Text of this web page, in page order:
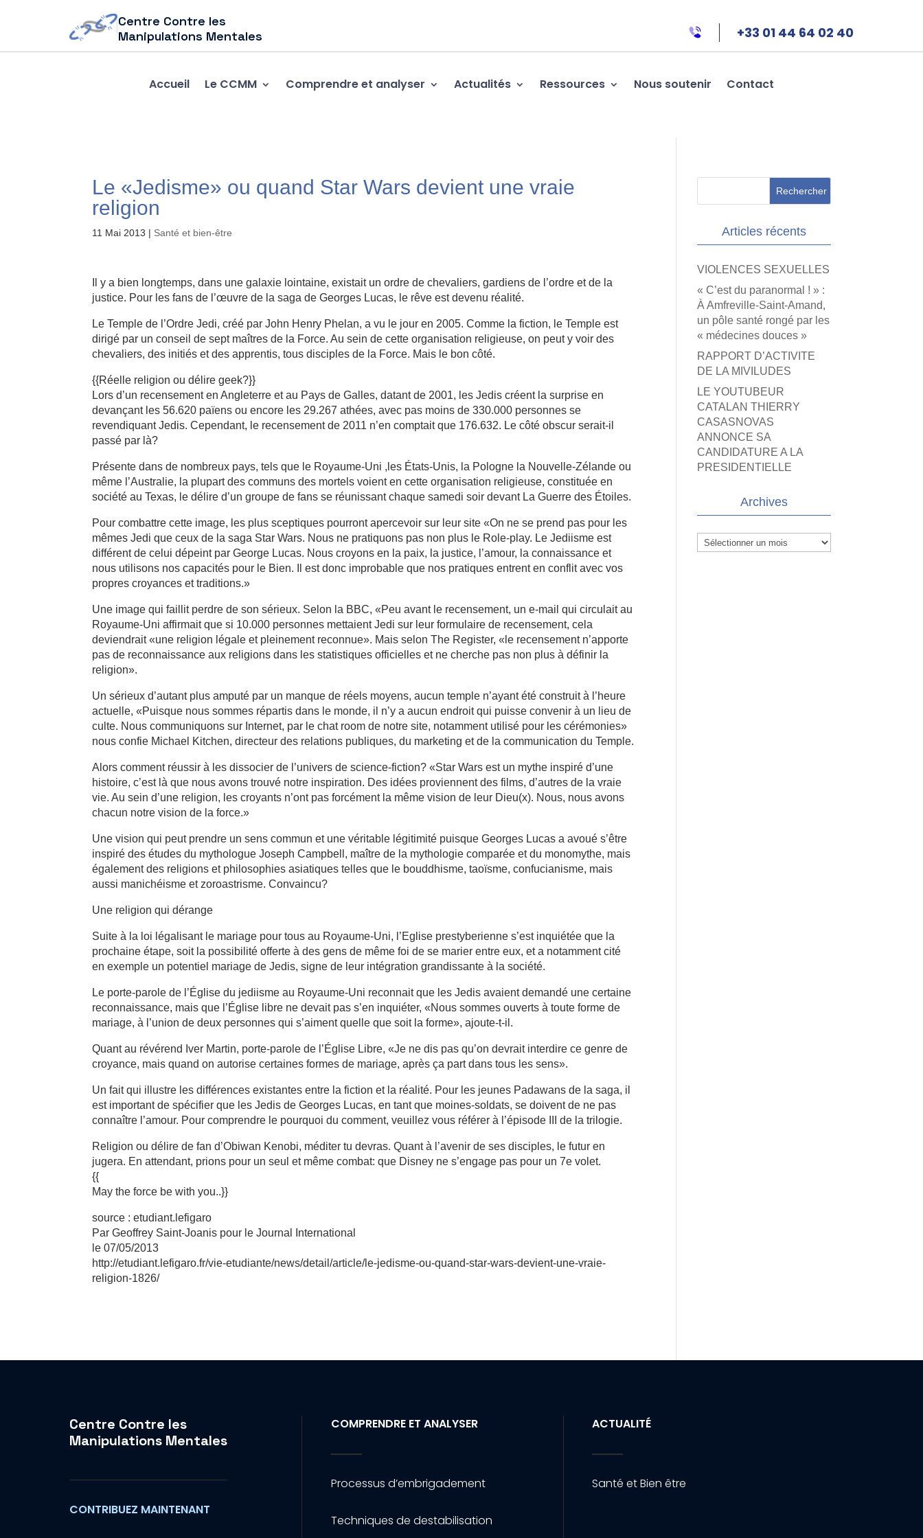
Centre Contre les
Manipulations Mentales
+33 01 44 64 02 40
Accueil Le CCMM Comprendre et analyser Actualités Ressources Nous soutenir Contact
Le «Jedisme» ou quand Star Wars devient une vraie
religion
11 Mai 2013 | Santé et bien-être
Il y a bien longtemps, dans une galaxie lointaine, existait un ordre de chevaliers, gardiens de l’ordre et de la
justice. Pour les fans de l’œuvre de la saga de Georges Lucas, le rêve est devenu réalité.
Le Temple de l’Ordre Jedi, créé par John Henry Phelan, a vu le jour en 2005. Comme la fiction, le Temple est
dirigé par un conseil de sept maîtres de la Force. Au sein de cette organisation religieuse, on peut y voir des
chevaliers, des initiés et des apprentis, tous disciples de la Force. Mais le bon côté.
{{Réelle religion ou délire geek?}}
Lors d’un recensement en Angleterre et au Pays de Galles, datant de 2001, les Jedis créent la surprise en
devançant les 56.620 païens ou encore les 29.267 athées, avec pas moins de 330.000 personnes se
revendiquant Jedis. Cependant, le recensement de 2011 n’en comptait que 176.632. Le côté obscur serait-il
passé par là?
Présente dans de nombreux pays, tels que le Royaume-Uni ,les États-Unis, la Pologne la Nouvelle-Zélande ou
même l’Australie, la plupart des communs des mortels voient en cette organisation religieuse, constituée en
société au Texas, le délire d’un groupe de fans se réunissant chaque samedi soir devant La Guerre des Étoiles.
Pour combattre cette image, les plus sceptiques pourront apercevoir sur leur site «On ne se prend pas pour les
mêmes Jedi que ceux de la saga Star Wars. Nous ne pratiquons pas non plus le Role-play. Le Jediisme est
différent de celui dépeint par George Lucas. Nous croyons en la paix, la justice, l’amour, la connaissance et
nous utilisons nos capacités pour le Bien. Il est donc improbable que nos pratiques entrent en conflit avec vos
propres croyances et traditions.»
Une image qui faillit perdre de son sérieux. Selon la BBC, «Peu avant le recensement, un e-mail qui circulait au
Royaume-Uni affirmait que si 10.000 personnes mettaient Jedi sur leur formulaire de recensement, cela
deviendrait «une religion légale et pleinement reconnue». Mais selon The Register, «le recensement n’apporte
pas de reconnaissance aux religions dans les statistiques officielles et ne cherche pas non plus à définir la
religion».
Un sérieux d’autant plus amputé par un manque de réels moyens, aucun temple n’ayant été construit à l’heure
actuelle, «Puisque nous sommes répartis dans le monde, il n’y a aucun endroit qui puisse convenir à un lieu de
culte. Nous communiquons sur Internet, par le chat room de notre site, notamment utilisé pour les cérémonies»
nous confie Michael Kitchen, directeur des relations publiques, du marketing et de la communication du Temple.
Alors comment réussir à les dissocier de l’univers de science-fiction? «Star Wars est un mythe inspiré d’une
histoire, c’est là que nous avons trouvé notre inspiration. Des idées proviennent des films, d’autres de la vraie
vie. Au sein d’une religion, les croyants n’ont pas forcément la même vision de leur Dieu(x). Nous, nous avons
chacun notre vision de la force.»
Une vision qui peut prendre un sens commun et une véritable légitimité puisque Georges Lucas a avoué s’être
inspiré des études du mythologue Joseph Campbell, maître de la mythologie comparée et du monomythe, mais
également des religions et philosophies asiatiques telles que le bouddhisme, taoïsme, confucianisme, mais
aussi manichéisme et zoroastrisme. Convaincu?
Une religion qui dérange
Suite à la loi légalisant le mariage pour tous au Royaume-Uni, l’Eglise prestyberienne s’est inquiétée que la
prochaine étape, soit la possibilité offerte à des gens de même foi de se marier entre eux, et a notamment cité
en exemple un potentiel mariage de Jedis, signe de leur intégration grandissante à la société.
Le porte-parole de l’Église du jediisme au Royaume-Uni reconnait que les Jedis avaient demandé une certaine
reconnaissance, mais que l’Église libre ne devait pas s’en inquiéter, «Nous sommes ouverts à toute forme de
mariage, à l’union de deux personnes qui s’aiment quelle que soit la forme», ajoute-t-il.
Quant au révérend Iver Martin, porte-parole de l’Église Libre, «Je ne dis pas qu’on devrait interdire ce genre de
croyance, mais quand on autorise certaines formes de mariage, après ça part dans tous les sens».
Un fait qui illustre les différences existantes entre la fiction et la réalité. Pour les jeunes Padawans de la saga, il
est important de spécifier que les Jedis de Georges Lucas, en tant que moines-soldats, se doivent de ne pas
connaître l’amour. Pour comprendre le pourquoi du comment, veuillez vous référer à l’épisode III de la trilogie.
Religion ou délire de fan d’Obiwan Kenobi, méditer tu devras. Quant à l’avenir de ses disciples, le futur en
jugera. En attendant, prions pour un seul et même combat: que Disney ne s’engage pas pour un 7e volet.
{{
May the force be with you..}}
source : etudiant.lefigaro
Par Geoffrey Saint-Joanis pour le Journal International
le 07/05/2013
http://etudiant.lefigaro.fr/vie-etudiante/news/detail/article/le-jedisme-ou-quand-star-wars-devient-une-vraie-
religion-1826/
Articles récents
VIOLENCES SEXUELLES
« C’est du paranormal ! » :
À Amfreville-Saint-Amand,
un pôle santé rongé par les
« médecines douces »
RAPPORT D’ACTIVITE
DE LA MIVILUDES
LE YOUTUBEUR
CATALAN THIERRY
CASASNOVAS
ANNONCE SA
CANDIDATURE A LA
PRESIDENTIELLE
Archives
Archives
Centre Contre les
Manipulations Mentales
CONTRIBUEZ MAINTENANT
COMPRENDRE ET ANALYSER
Processus d’embrigadement
Techniques de destabilisation
ACTUALITÉ
Santé et Bien être